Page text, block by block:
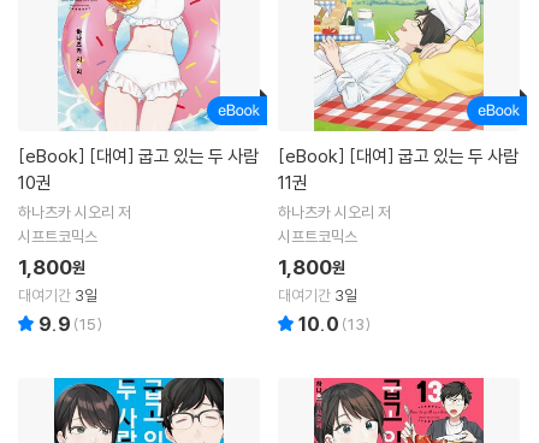
[eBook]
10권
하나츠카 시오리 저
시프트코믹스
1,800원
대여기간 3일
9.9 (15)
[eBook]
11권
하나츠카 시오리 저
시프트코믹스
1,800원
대여기간 3일
10.0 (13)